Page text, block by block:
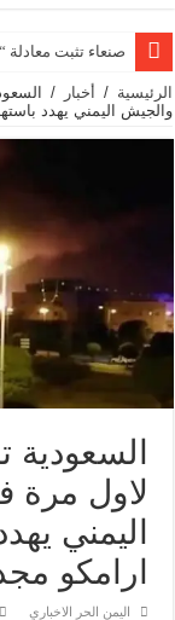
صنعاء تثبت معادلة
الرئيسية / أخبار /
والجيش اليمني يهدد
لاول مرة
اليمني
ارامكو
اليمن الحر الاخباري